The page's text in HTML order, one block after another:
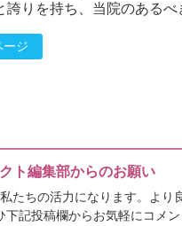
りを持ち、当院のある
ージ
ト編集部からのお願い
たちの活力になります。より
記投稿欄からお気軽にコメン